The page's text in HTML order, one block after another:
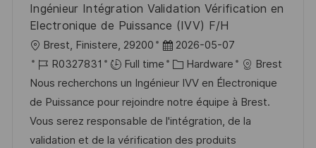
Ingénieur Intégration Validation Vérification en
Electronique de Puissance (IVV) F/H
L
o
c
a
t
i
Brest, Finistere, 29200
P
o
s
t
e
d
2026-05-07
J
o
b
I
d
R0327831 Full time
C
a
t
e
g
Hardware
Brest
Nous recherchons un Ingénieur IVV en Électronique
de Puissance pour rejoindre notre équipe à Brest.
Vous serez responsable de l'intégration, de la
validation et de la vérification des produits